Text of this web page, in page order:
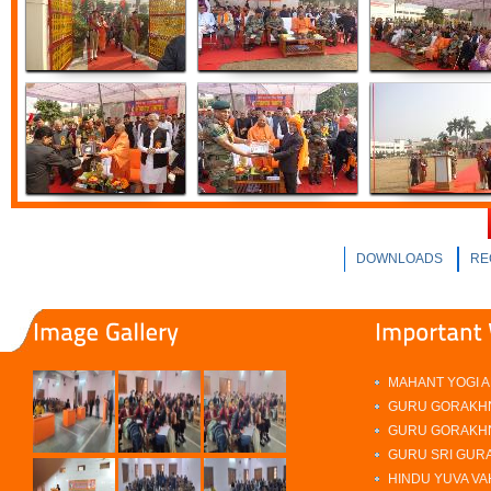
NEWS 03-12-2022
NEWS 02-12-2022
NEWS 27-11-2022
शिक्षण संस्था विज्ञापन 05.04.22
NEWS 09-12-2021
NEWS 06-12-2021
NEWS 05-12-2021
NEWS 04-12-2021
NEWS 03-12-2021
DOWNLOADS
MAHANT YOGI
GURU
GURU
GURU SRI
HINDU YUVA